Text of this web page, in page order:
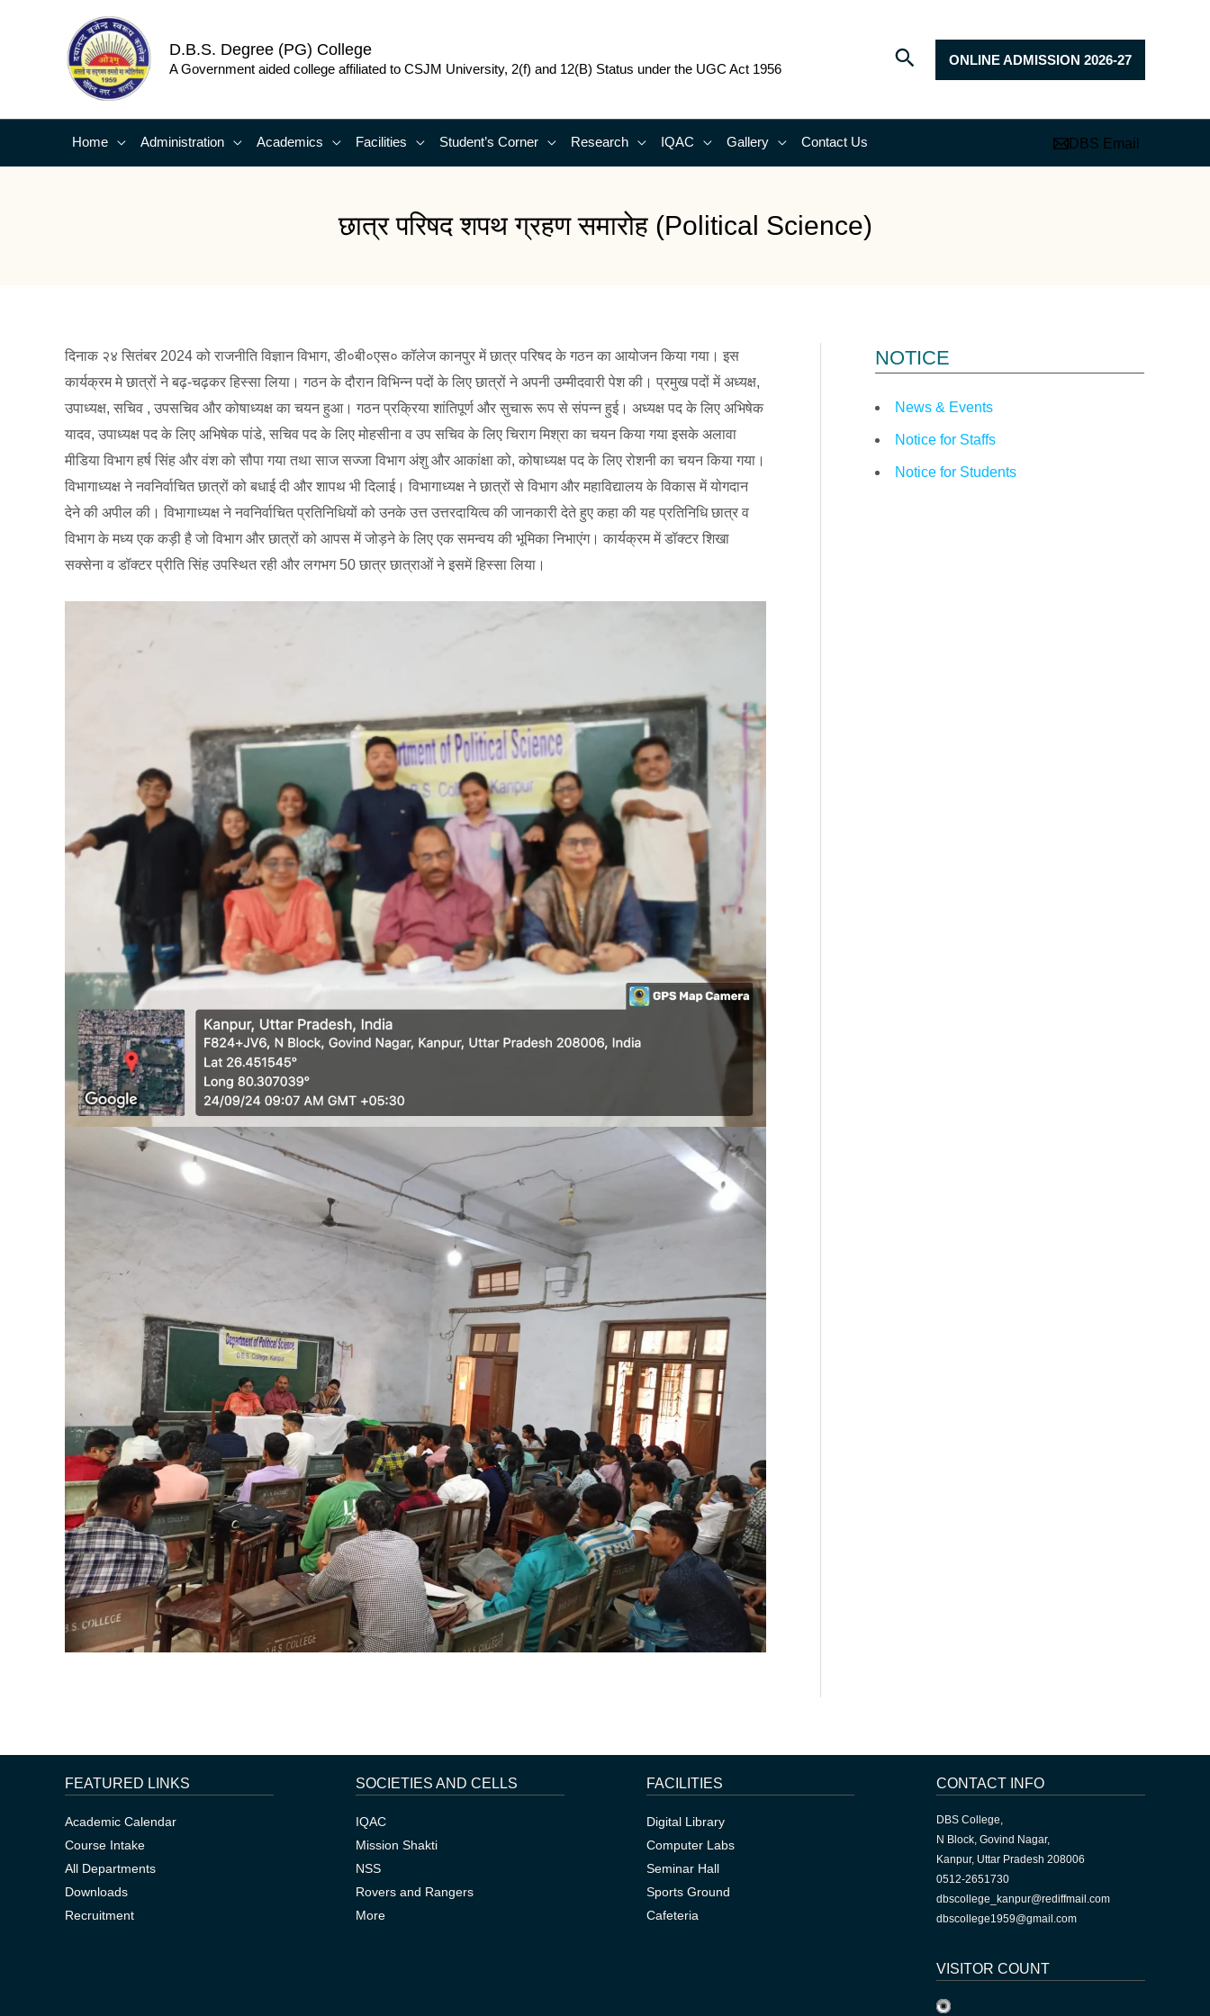
D.B.S. Degree (PG) College
A Government aided college affiliated to CSJM University, 2(f) and 12(B) Status under the UGC Act 1956
ONLINE ADMISSION 2026-27
Home Administration Academics Facilities Student’s Corner Research IQAC Gallery Contact Us DBS Email
छात्र परिषद शपथ ग्रहण समारोह (Political Science)
दिनाक २४ सितंबर 2024 को राजनीति विज्ञान विभाग, डी०बी०एस० कॉलेज कानपुर में छात्र परिषद के गठन का आयोजन किया गया। इस
कार्यक्रम मे छात्रों ने बढ़-चढ़कर हिस्सा लिया। गठन के दौरान विभिन्न पदों के लिए छात्रों ने अपनी उम्मीदवारी पेश की। प्रमुख पदों में अध्यक्ष,
उपाध्यक्ष, सचिव , उपसचिव और कोषाध्यक्ष का चयन हुआ। गठन प्रक्रिया शांतिपूर्ण और सुचारू रूप से संपन्न हुई। अध्यक्ष पद के लिए अभिषेक
यादव, उपाध्यक्ष पद के लिए अभिषेक पांडे, सचिव पद के लिए मोहसीना व उप सचिव के लिए चिराग मिश्रा का चयन किया गया इसके अलावा
मीडिया विभाग हर्ष सिंह और वंश को सौपा गया तथा साज सज्जा विभाग अंशु और आकांक्षा को, कोषाध्यक्ष पद के लिए रोशनी का चयन किया गया।
विभागाध्यक्ष ने नवनिर्वाचित छात्रों को बधाई दी और शापथ भी दिलाई। विभागाध्यक्ष ने छात्रों से विभाग और महाविद्यालय के विकास में योगदान
देने की अपील की। विभागाध्यक्ष ने नवनिर्वाचित प्रतिनिधियों को उनके उत्त उत्तरदायित्व की जानकारी देते हुए कहा की यह प्रतिनिधि छात्र व
विभाग के मध्य एक कड़ी है जो विभाग और छात्रों को आपस में जोड़ने के लिए एक समन्वय की भूमिका निभाएंग। कार्यक्रम में डॉक्टर शिखा
सक्सेना व डॉक्टर प्रीति सिंह उपस्थित रही और लगभग 50 छात्र छात्राओं ने इसमें हिस्सा लिया।
NOTICE
News & Events
Notice for Staffs
Notice for Students
FEATURED LINKS
Academic Calendar
Course Intake
All Departments
Downloads
Recruitment
SOCIETIES AND CELLS
IQAC
Mission Shakti
NSS
Rovers and Rangers
More
FACILITIES
Digital Library
Computer Labs
Seminar Hall
Sports Ground
Cafeteria
CONTACT INFO
DBS College,
N Block, Govind Nagar,
Kanpur, Uttar Pradesh 208006
0512-2651730
dbscollege_kanpur@rediffmail.com
dbscollege1959@gmail.com
VISITOR COUNT